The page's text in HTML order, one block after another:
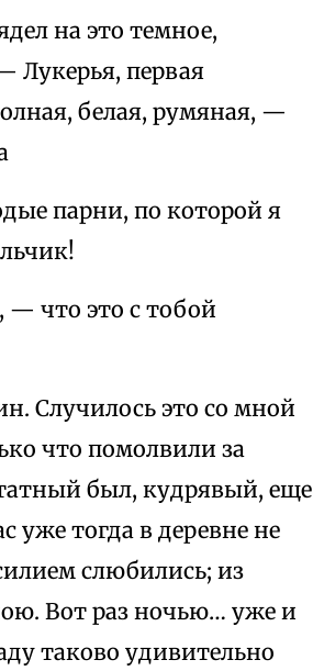
на это темное,
первая
белая, румяная, —
парни, по которой я
что это с тобой
Случилось это со мной
что помолвили за
был, кудрявый, еще
тогда в деревне не
слюбились; из
Вот раз ночью… уже и
таково удивительно